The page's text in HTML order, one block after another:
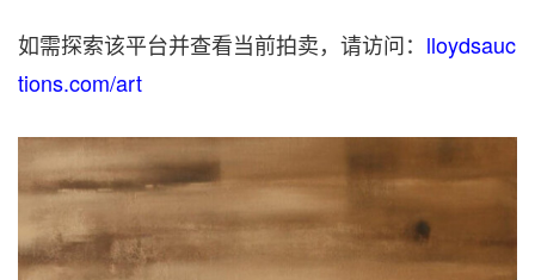
如需探索该平台并查看当前拍卖，请访问： lloydsauc
tions.com/art